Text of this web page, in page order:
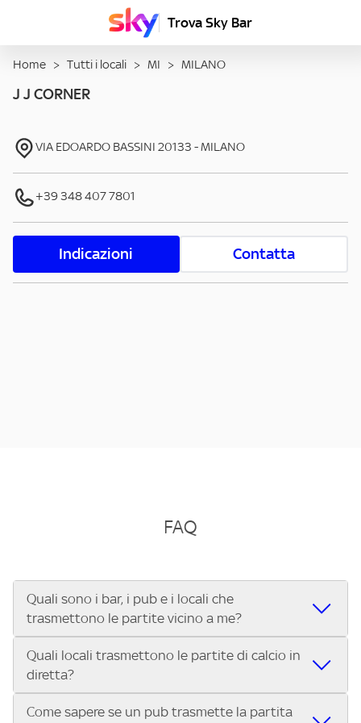
Trova Sky Bar
Home > Tutti i locali > MI > MILANO
J J CORNER
VIA EDOARDO BASSINI 20133 -MILANO
+39 348 407 7801
Indicazioni Contatta
FAQ
Quali sono i bar, i pub e i locali che
trasmettono le partite vicino a me?
Se cerchi un bar, pub, ristorante o locale vicino a te per
vedere le partite di Serie A ENILIVE, la Serie C Sky Wifi, la
UEFA Champions League, la UEFA Europa League, la UEFA
Conference League, il Tennis, la Formula 1®, la MotoGP™ e
Quali locali trasmettono le partite di calcio in
diretta?
Vuoi sapere quali bar, pub o ristoranti mostrano le partite
Come sapere se un pub trasmette la partita